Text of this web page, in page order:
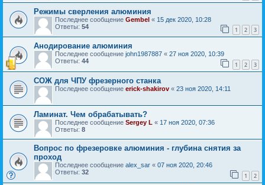
Режимы сверления алюминия
Последнее сообщение Gembel « 15 дек 2020, 10:28
Ответы: 54 1 2 3
Анодирование алюминия
Последнее сообщение john1987887 « 27 ноя 2020, 10:39
Ответы: 44 1 2 3
СОЖ для ЧПУ фрезерного станка
Последнее сообщение erick-shakirov « 23 ноя 2020, 14:11
Ламинат. Чем обрабатывать?
Последнее сообщение Sergey L « 17 ноя 2020, 07:36
Ответы: 8
Вопрос по фрезеровке алюминия - глубина снятия за
проход
Последнее сообщение alex_sar « 07 ноя 2020, 20:46
Ответы: 32 1 2